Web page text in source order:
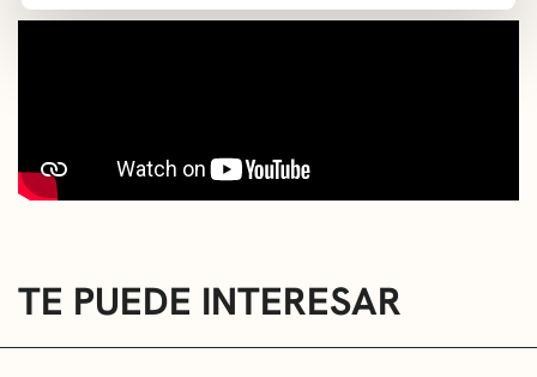
TE PUEDE INTERESAR